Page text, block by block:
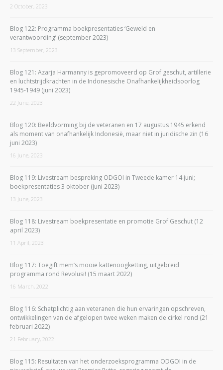
2 October, 2023
Blog 122: Programma boekpresentaties ‘Geweld en
verantwoording’ (september 2023)
13 September, 2023
Blog 121: Azarja Harmanny is gepromoveerd op Grof geschut, artillerie
en luchtstrijdkrachten in de Indonesische Onafhankelijkheidsoorlog
1945-1949 (juni 2023)
22 June, 2023
Blog 120: Beeldvorming bij de veteranen en 17 augustus 1945 erkend
als moment van onafhankelijk Indonesië, maar niet in juridische zin (16
juni 2023)
16 June, 2023
Blog 119: Livestream bespreking ODGOI in Tweede kamer 14 juni;
boekpresentaties 3 oktober (juni 2023)
13 June, 2023
Blog 118: Livestream boekpresentatie en promotie Grof Geschut (12
april 2023)
11 April, 2023
Blog 117: Toegift mem’s mooie kattenoogketting, uitgebreid
programma rond Revolusi! (15 maart 2022)
16 March, 2022
Blog 116: Schatplichtig aan veteranen die hun ervaringen opschreven,
ontwikkelingen van de afgelopen twee weken maken de cirkel rond (21
februari 2022)
21 February, 2022
Blog 115: Resultaten van het onderzoeksprogramma ODGOI in de